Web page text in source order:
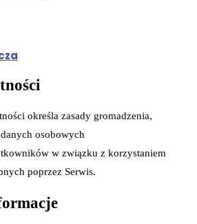
określa zasady gromadzenia,
osobowych
w związku z korzystaniem
poprzez Serwis.